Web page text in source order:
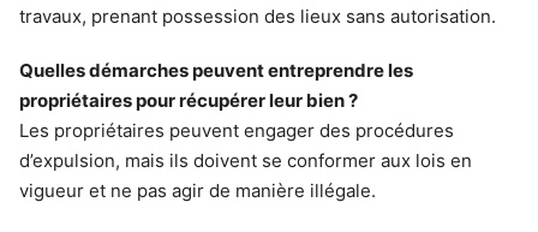
travaux, prenant possession des lieux sans autorisation.
Quelles démarches peuvent entreprendre les
propriétaires pour récupérer leur bien ?
Les propriétaires peuvent engager des procédures
d’expulsion, mais ils doivent se conformer aux lois en
vigueur et ne pas agir de manière illégale.